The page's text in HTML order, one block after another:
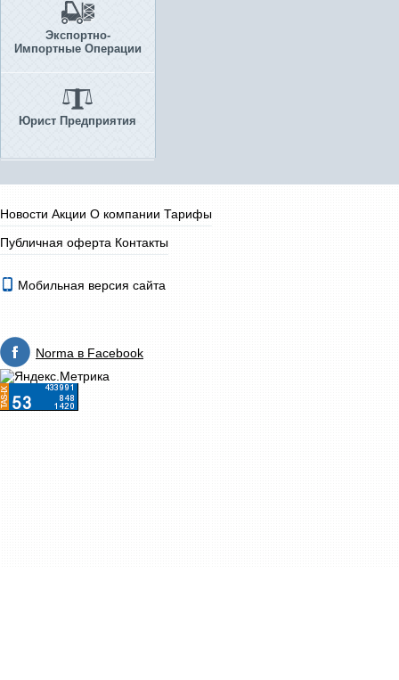
Экспортно-
Импортные Операции
Юрист Предприятия
Новости Акции О компании Тарифы
Публичная оферта Контакты
Мобильная версия сайта
Norma в Facebook